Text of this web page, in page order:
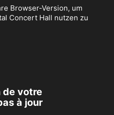
Browser-Version, um
Concert Hall nutzen zu
de votre
à jour